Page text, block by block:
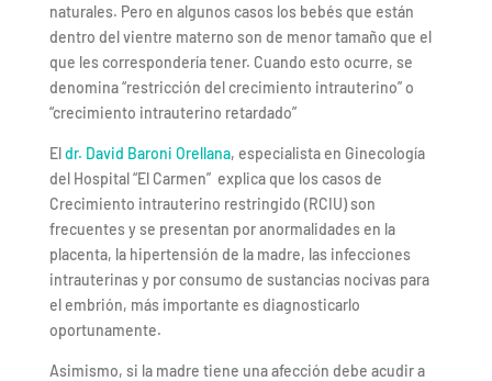
naturales. Pero en algunos casos los bebés que están
dentro del vientre materno son de menor tamaño que el
que les correspondería tener. Cuando esto ocurre, se
denomina “restricción del crecimiento intrauterino” o
“crecimiento intrauterino retardado”
Eldr. David Baroni Orellana, especialista en Ginecología
del Hospital “El Carmen” explica que los casos de
Crecimiento intrauterino restringido (RCIU) son
frecuentes y se presentan por anormalidades en la
placenta, la hipertensión de la madre, las infecciones
intrauterinas y por consumo de sustancias nocivas para
el embrión, más importante es diagnosticarlo
oportunamente.
Asimismo, si la madre tiene una afección debe acudir a